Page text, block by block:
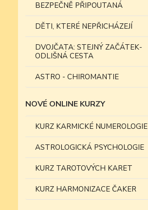
BEZPEČNĚ PŘIPOUTANÁ
DĚTI, KTERÉ NEPŘICHÁZEJÍ
DVOJČATA: STEJNÝ ZAČÁTEK-
ODLIŠNÁ CESTA
ASTRO - CHIROMANTIE
NOVÉ ONLINE KURZY
KURZ KARMICKÉ NUMEROLOGIE
ASTROLOGICKÁ PSYCHOLOGIE
KURZ TAROTOVÝCH KARET
KURZ HARMONIZACE ČAKER